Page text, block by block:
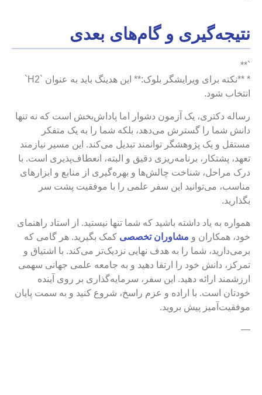
نتیجه‌گیری و گام‌های بعدی
`**
* **نکته برای ویرایشگر بلوک:** این هدینگ باید به عنوان `H2`
انتخاب شود.
رساله دکتری، یک آزمون دشوار اما پاداش‌بخش است که نه تنها
دانش شما را گسترش می‌دهد، بلکه شما را به یک متفکر
مستقل و یک پژوهشگر توانمند تبدیل می‌کند. این مسیر نیازمند
تعهد، پشتکار، برنامه‌ریزی دقیق و البته، انعطاف‌پذیری است. با
درک مراحل، شناخت چالش‌ها و بهره‌گیری از منابع و ابزارهای
مناسب، می‌توانید این سفر علمی را با موفقیت پشت سر
بگذارید.
همواره به یاد داشته باشید که شما تنها نیستید. از استاد راهنمای
خود، همکاران و مشاوران تخصصی کمک بگیرید. هر گامی که
برمی‌دارید، شما را به هدف نهایی نزدیک‌تر می‌کند. با اشتیاق و
تمرکز، دانش خود را ارتقا دهید و به جامعه علمی جهانی سهمی
ارزشمند ارائه دهید. این سفر، سرمایه‌گذاری بر روی آینده
خودتان است. با اراده و عزم راسخ، شروع کنید و به سمت پایان
موفقیت‌آمیز پیش بروید.
—